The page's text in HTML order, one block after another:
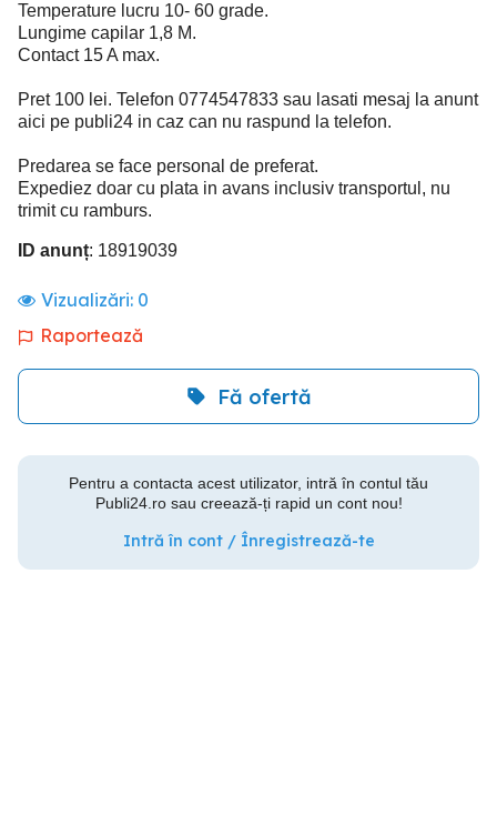
Temperature lucru 10- 60 grade.
Lungime capilar 1,8 M.
Contact 15 A max.
Pret 100 lei. Telefon 0774547833 sau lasati mesaj la anunt
aici pe publi24 in caz can nu raspund la telefon.
Predarea se face personal de preferat.
Expediez doar cu plata in avans inclusiv transportul, nu
trimit cu ramburs.
ID anunț: 18919039
Vizualizări: 0
Raportează
Fă ofertă
Pentru a contacta acest utilizator, intră în contul tău
Publi24.ro sau creează-ți rapid un cont nou!
Intră în cont / Înregistrează-te